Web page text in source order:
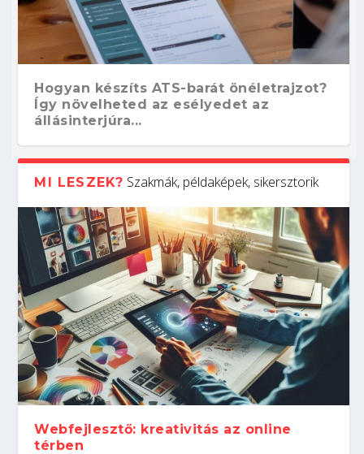
Hogyan készíts ATS-barát önéletrajzot?
Így növelheted az esélyedet az
állásinterjúra...
Kitalálod, mire használják ezeket a
gépeket?
Nem sikerült az egyetemi felvételi?
Tanulj szakmát!
Szoftverfejlesztő: verseny kódban –
amikor néhány sor program dönti el a
világversenyt...
Digitális detox – hogyan kapcsolódj ki
telefon nélkül?
MI LESZEK? Szakmák, példaképek, sikersztorik
Webfejlesztő: kreativitás az online
térben